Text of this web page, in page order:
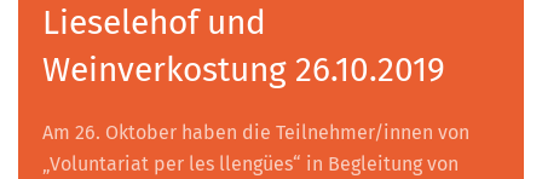
Lieselehof und
Weinverkostung 26.10.2019
Am 26. Oktober haben die Teilnehmer/innen von
„Voluntariat per les llengües“ in Begleitung von